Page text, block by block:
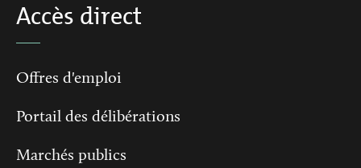
Accès direct
Offres d'emploi
Portail des délibérations
Marchés publics